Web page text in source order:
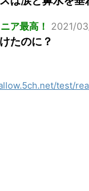
ア最高！ 2021/
たのに？
test/